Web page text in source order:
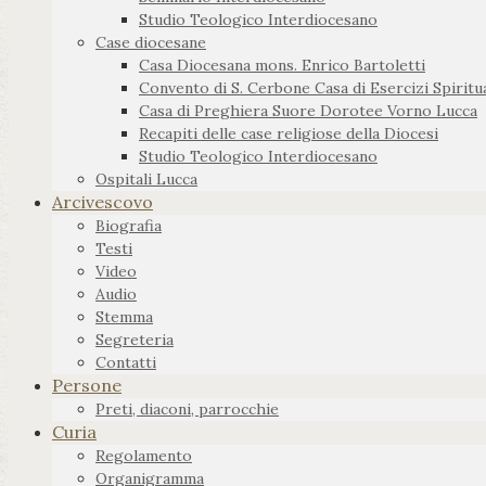
Studio Teologico Interdiocesano
Case diocesane
Casa Diocesana mons. Enrico Bartoletti
Convento di S. Cerbone Casa di Esercizi
Casa di Preghiera Suore Dorotee Vorno Lucca
Recapiti delle case religiose della Diocesi
Studio Teologico Interdiocesano
Ospitali Lucca
Arcivescovo
Biografia
Testi
Video
Audio
Stemma
Segreteria
Contatti
Persone
Preti, diaconi, parrocchie
Curia
Regolamento
Organigramma